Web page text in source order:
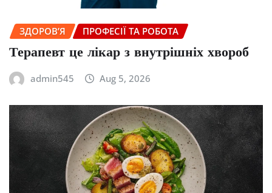
ЗДОРОВ’Я ПРОФЕСІЇ ТА РОБОТА
Терапевт це лікар з внутрішніх хвороб
admin545 Aug 5, 2026